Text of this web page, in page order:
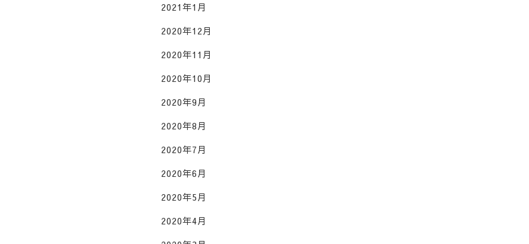
2021年1月
2020年12月
2020年11月
2020年10月
2020年9月
2020年8月
2020年7月
2020年6月
2020年5月
2020年4月